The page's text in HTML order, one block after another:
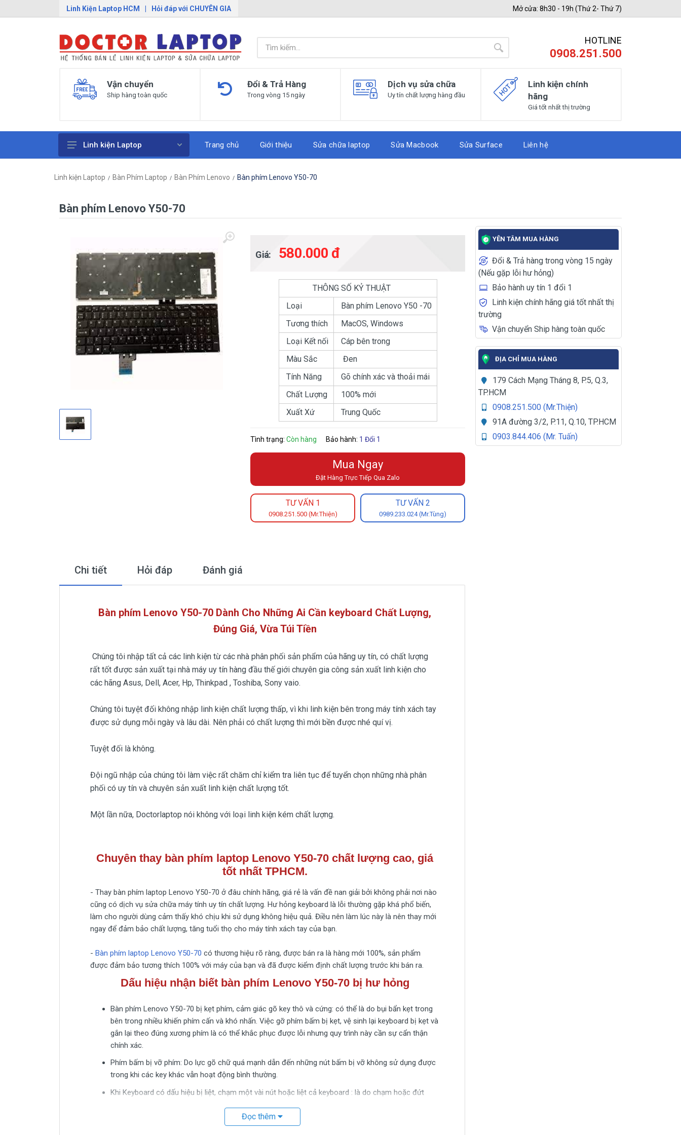
Linh Kiện Laptop HCM | Hỏi đáp với CHUYÊN GIA Mở cửa: 8h30 - 19h (Thứ 2- Thứ 7)
HOTLINE
0908.251.500
Vận chuyển
Ship hàng toàn quốc
Đổi & Trả Hàng
Trong vòng 15 ngày
Dịch vụ sửa chữa
Uy tín chất lượng hàng đầu
Linh kiện chính
hãng
Giá tốt nhất thị trường
Bàn Phím Laptop
Ổ cứng SSD laptop
Ram Máy Tính
Dịch vụ thay pin Surface chính
hãng, uy tín tại tphcm
Thay sạc Surface Pro
Thay màn hình Surface Pro
Quạt Laptop
Linh kiện Laptop Trang chủ Giới thiệu Sửa chữa laptop Sửa Macbook Sửa Surface Liên hệ
Linh kiện Laptop Bàn Phím Laptop Bàn Phím Lenovo Bàn phím Lenovo Y50-70
Bàn phím Lenovo Y50-70
Giá: 580.000 đ
THÔNG SỐ KỶ THUẬT
Loại
Bàn phím Lenovo Y50 -70
Tương thích
MacOS, Windows
Loại Kết nối
Cáp bên trong
Màu Sắc
Đen
Tính Năng
Gõ chính xác và thoải mái
Chất Lượng
100% mới
Xuất Xứ
Trung Quốc
Tình trạng:Còn hàng Bảo hành: 1 Đổi 1
Mua Ngay
Đặt Hàng Trực Tiếp Qua Zalo
TƯ VẤN 1
0908.251.500 (Mr.Thiện)
TƯ VẤN 2
0989.233.024 (Mr.Tùng)
YÊN TÂM MUA HÀNG
Đổi & Trả hàng trong vòng 15 ngày
(Nếu gặp lỗi hư hỏng)
Bảo hành uy tín 1 đổi 1
Linh kiện chính hãng giá tốt nhất thị
trường
Vận chuyển Ship hàng toàn quốc
ĐỊA CHỈ MUA HÀNG
179 Cách Mạng Tháng 8, P.5, Q.3,
TP.HCM
0908.251.500 (Mr.Thiện)
91A đường 3/2, P.11, Q.10, TP.HCM
0903.844.406 (Mr. Tuấn)
Chi tiết Hỏi đáp Đánh giá
Bàn phím Lenovo Y50-70 Dành Cho Những Ai Cần keyboard Chất Lượng,
Đúng Giá, Vừa Túi Tiền
Chúng tôi nhập tất cả các linh kiện từ các nhà phân phối sản phẩm của hãng uy tín, có chất lượng
rất tốt được sản xuất tại nhà máy uy tín hàng đầu thế giới chuyên gia công sản xuất linh kiện cho
các hãng Asus, Dell, Acer, Hp, Thinkpad , Toshiba, Sony vaio.
Chúng tôi tuyệt đối không nhập linh kiện chất lượng thấp, vì khi linh kiện bên trong máy tính xách tay
được sử dụng mỗi ngày và lâu dài. Nên phải có chất lượng thì mới bền được nhé quí vị.
Tuyệt đối là không.
Đội ngũ nhập của chúng tôi làm việc rất chăm chỉ kiểm tra liên tục để tuyển chọn những nhà phân
phối có uy tín và chuyên sản xuất linh kiện chất lượng tốt.
Một lần nữa, Doctorlaptop nói không với loại linh kiện kém chất lượng.
Chuyên thay bàn phím laptop Lenovo Y50-70 chất lượng cao, giá
tốt nhất TPHCM.
- Thay bàn phím laptop Lenovo Y50-70 ở đâu chính hãng, giá rẻ là vấn đề nan giải bởi không phải nơi nào
cũng có dịch vụ sửa chữa máy tính uy tín chất lượng. Hư hỏng keyboard là lỗi thường gặp khá phổ biến,
làm cho người dùng cảm thấy khó chịu khi sử dụng không hiệu quả. Điều nên làm lúc này là nên thay mới
ngay để đảm bảo chất lượng, tăng tuổi thọ cho máy tính xách tay của bạn.
- Bàn phím laptop Lenovo Y50-70 có thương hiệu rõ ràng, được bán ra là hàng mới 100%, sản phẩm
được đảm bảo tương thích 100% với máy của bạn và đã được kiểm định chất lượng trước khi bán ra.
Dấu hiệu nhận biết bàn phím Lenovo Y50-70 bị hư hỏng
Bàn phím Lenovo Y50-70 bị kẹt phím, cảm giác gõ key thô và cứng: có thể là do bụi bẩn kẹt trong
bên trong nhiều khiến phím cấn và khó nhấn. Việc gỡ phím bấm bị kẹt, vệ sinh lại keyboard bị kẹt và
gắn lại theo đúng xương phím là có thể khắc phục được lỗi nhưng quy trình này cần sự cẩn thận
chính xác.
Phím bấm bị vỡ phím: Do lực gõ chữ quá mạnh dẫn đến những nút bấm bị vỡ không sử dụng được
trong khi các key khác vẫn hoạt động bình thường.
Khi Keyboard có dấu hiệu bị liệt, chạm một vài nút hoặc liệt cả keyboard : là do chạm hoặc đứt
Keyboard bấm lúc được lúc không, có khi bắt buộc phải dùng lực nhấn mạnh thì chữ mới ăn, là
Đọc thêm